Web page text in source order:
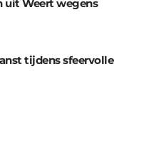
uit Weert wegens
tijdens sfeervolle